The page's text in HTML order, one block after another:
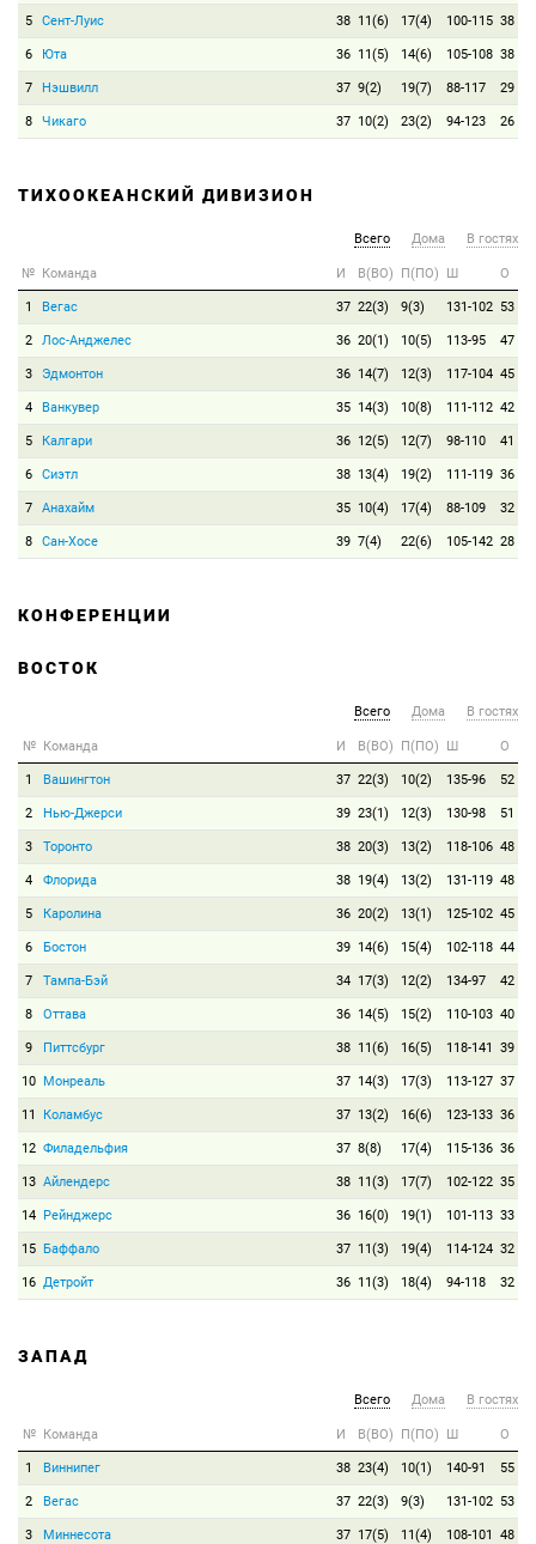
5 Сент-Луис 38 11(6) 17(4) 100-115 38
6 Юта 36 11(5) 14(6) 105-108 38
7 Нэшвилл 37 9(2) 19(7) 88-117 29
8 Чикаго 37 10(2) 23(2) 94-123 26
ТИХООКЕАНСКИЙ ДИВИЗИОН
Всего Дома В гостях
№ Команда И В(ВО) П(ПО) Ш О
1 Вегас 37 22(3) 9(3) 131-102 53
2 Лос-Анджелес 36 20(1) 10(5) 113-95 47
3 Эдмонтон 36 14(7) 12(3) 117-104 45
4 Ванкувер 35 14(3) 10(8) 111-112 42
5 Калгари 36 12(5) 12(7) 98-110 41
6 Сиэтл 38 13(4) 19(2) 111-119 36
7 Анахайм 35 10(4) 17(4) 88-109 32
8 Сан-Хосе 39 7(4) 22(6) 105-142 28
КОНФЕРЕНЦИИ
ВОСТОК
Всего Дома В гостях
№ Команда И В(ВО) П(ПО) Ш О
1 Вашингтон 37 22(3) 10(2) 135-96 52
2 Нью-Джерси 39 23(1) 12(3) 130-98 51
3 Торонто 38 20(3) 13(2) 118-106 48
4 Флорида 38 19(4) 13(2) 131-119 48
5 Каролина 36 20(2) 13(1) 125-102 45
6 Бостон 39 14(6) 15(4) 102-118 44
7 Тампа-Бэй 34 17(3) 12(2) 134-97 42
8 Оттава 36 14(5) 15(2) 110-103 40
9 Питтсбург 38 11(6) 16(5) 118-141 39
10 Монреаль 37 14(3) 17(3) 113-127 37
11 Коламбус 37 13(2) 16(6) 123-133 36
12 Филадельфия 37 8(8) 17(4) 115-136 36
13 Айлендерс 38 11(3) 17(7) 102-122 35
14 Рейнджерс 36 16(0) 19(1) 101-113 33
15 Баффало 37 11(3) 19(4) 114-124 32
16 Детройт 36 11(3) 18(4) 94-118 32
ЗАПАД
Всего Дома В гостях
№ Команда И В(ВО) П(ПО) Ш О
1 Виннипег 38 23(4) 10(1) 140-91 55
2 Вегас 37 22(3) 9(3) 131-102 53
3 Миннесота 37 17(5) 11(4) 108-101 48